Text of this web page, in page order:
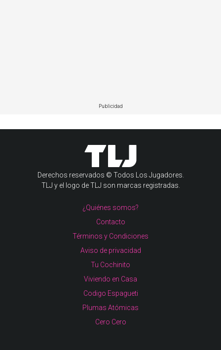
Publicidad
Derechos reservados © Todos Los Jugadores.
TLJ y el logo de TLJ son marcas registradas.
¿Quiénes somos?
Contacto
Términos y Condiciones
Aviso de privacidad
Tu Cochinito
Viviendo en Casa
Codigo Espagueti
Plumas Atómicas
Cero Cero